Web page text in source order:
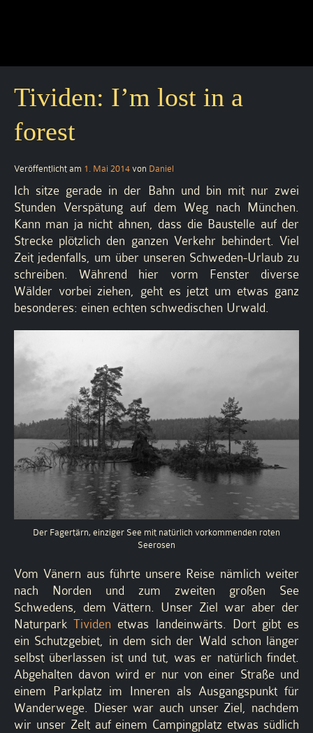
Tividen: I’m lost in a
forest
Veröffentlicht am 1. Mai 2014 von Daniel
Ich sitze gerade in der Bahn und bin mit nur zwei
Stunden Verspätung auf dem Weg nach München.
Kann man ja nicht ahnen, dass die Baustelle auf der
Strecke plötzlich den ganzen Verkehr behindert. Viel
Zeit jedenfalls, um über unseren Schweden-Urlaub zu
schreiben. Während hier vorm Fenster diverse
Wälder vorbei ziehen, geht es jetzt um etwas ganz
besonderes: einen echten schwedischen Urwald.
Der Fagertärn, einziger See mit natürlich vorkommenden roten
Seerosen
Vom Vänern aus führte unsere Reise nämlich weiter
nach Norden und zum zweiten großen See
Schwedens, dem Vättern. Unser Ziel war aber der
NaturparkTividen etwas landeinwärts. Dort gibt es
ein Schutzgebiet, in dem sich der Wald schon länger
selbst überlassen ist und tut, was er natürlich findet.
Abgehalten davon wird er nur von einer Straße und
einem Parkplatz im Inneren als Ausgangspunkt für
Wanderwege. Dieser war auch unser Ziel, nachdem
wir unser Zelt auf einem Campingplatz etwas südlich